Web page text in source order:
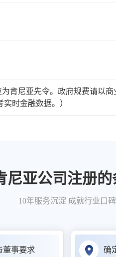
尼亚先令。政府规费请以商
时金融数据。）
尼亚公司注册的
10年服务沉淀 成就行业口碑
董事要求 确